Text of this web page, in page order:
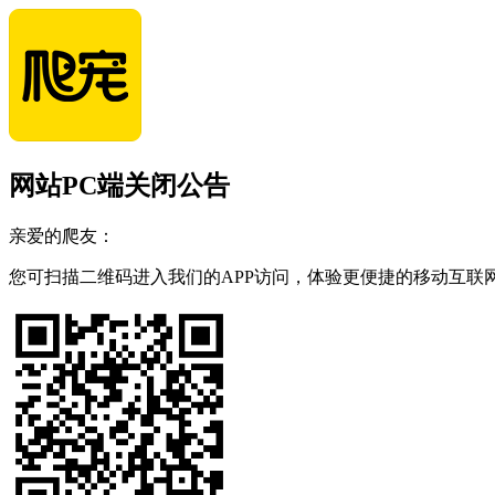
网站PC端关闭公告
亲爱的爬友：
您可扫描二维码进入我们的APP访问，体验更便捷的移动互联